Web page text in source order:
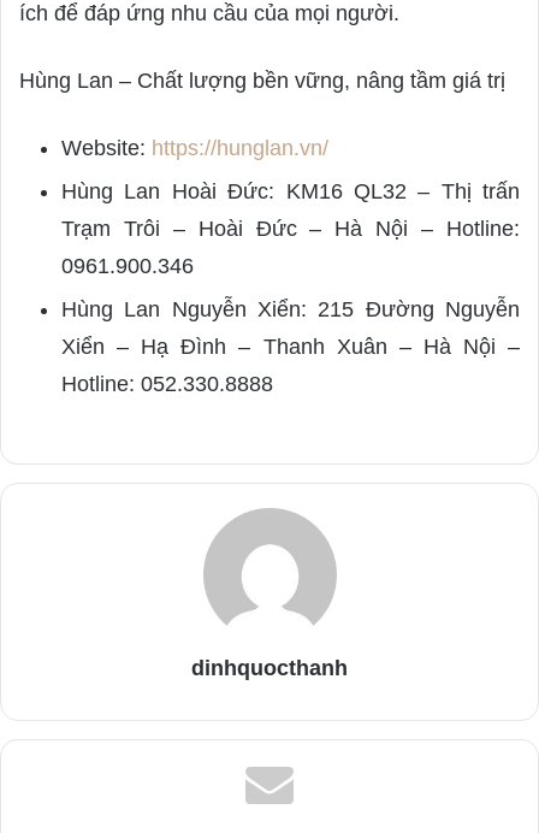
ích để đáp ứng nhu cầu của mọi người.
Hùng Lan – Chất lượng bền vững, nâng tầm giá trị
Website: https://hunglan.vn/
Hùng Lan Hoài Đức: KM16 QL32 – Thị trấn
Trạm Trôi – Hoài Đức – Hà Nội – Hotline:
0961.900.346
Hùng Lan Nguyễn Xiển: 215 Đường Nguyễn
Xiển – Hạ Đình – Thanh Xuân – Hà Nội –
Hotline: 052.330.8888
dinhquocthanh